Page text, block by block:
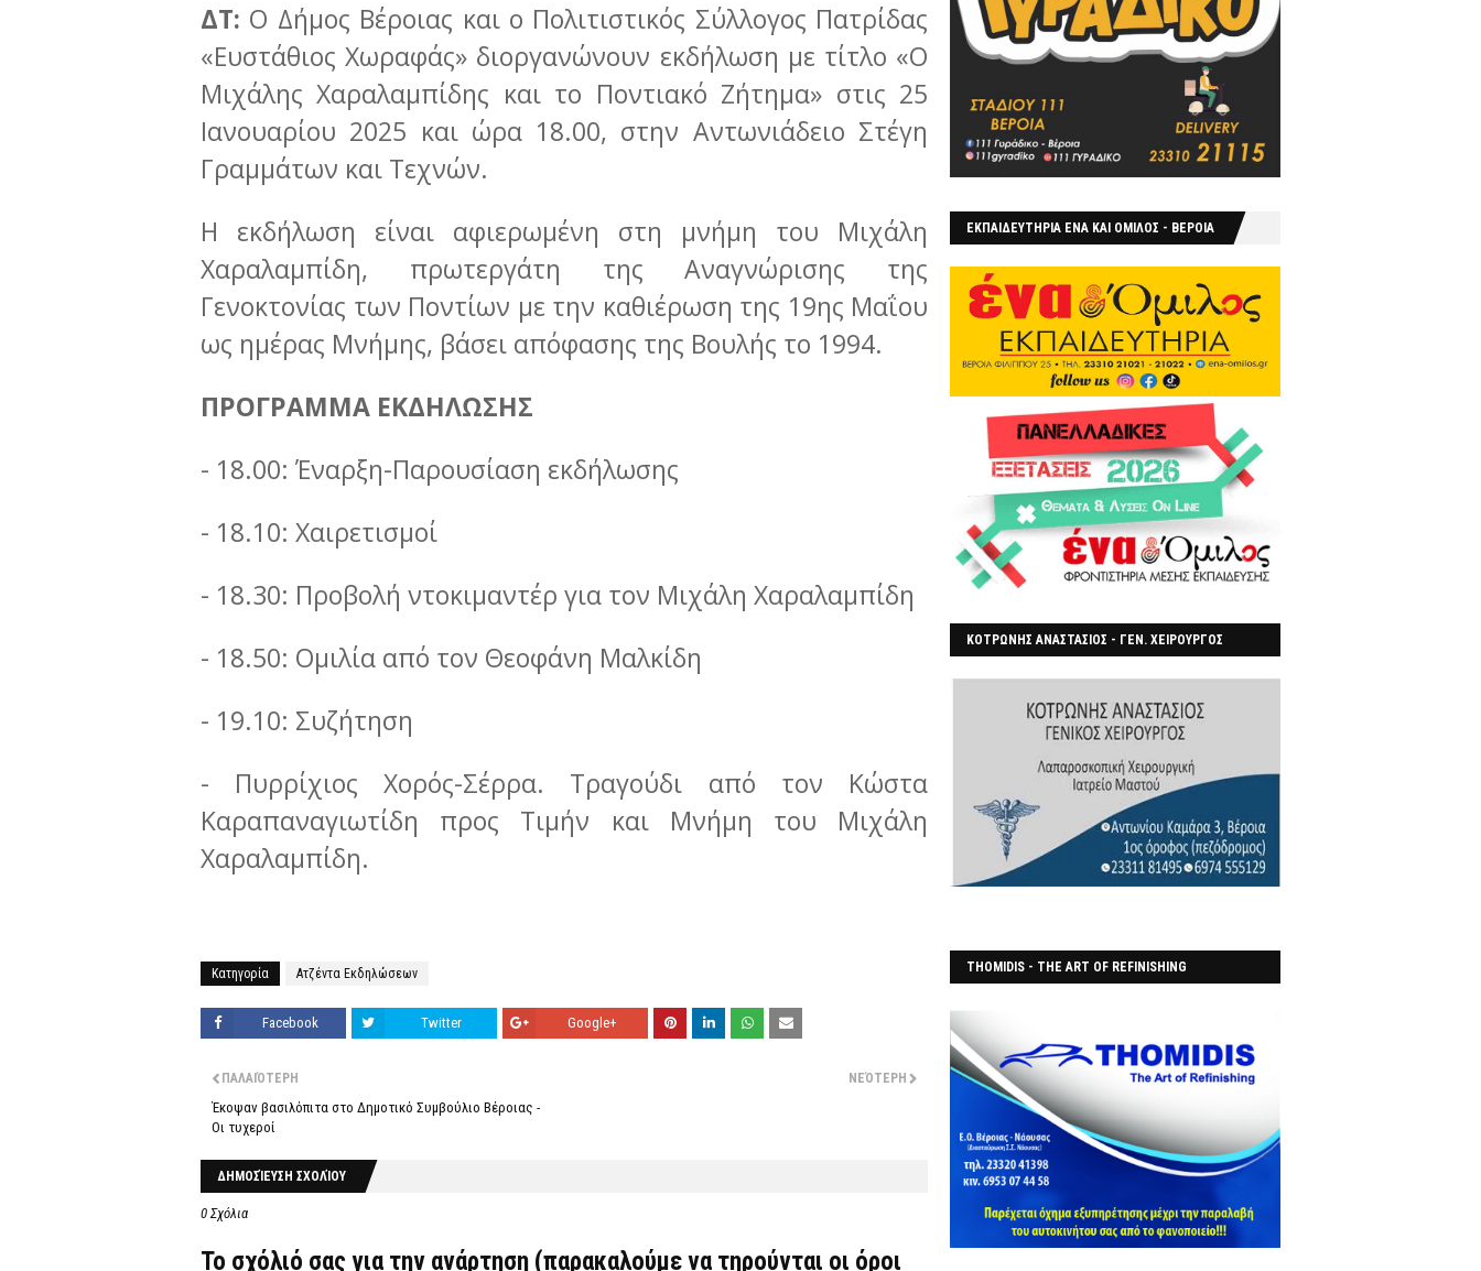
ΔΤ: Ο Δήμος Βέροιας και ο Πολιτιστικός Σύλλογος Πατρίδας
«Ευστάθιος Χωραφάς» διοργανώνουν εκδήλωση με τίτλο «Ο
Μιχάλης Χαραλαμπίδης και το Ποντιακό Ζήτημα» στις 25
Ιανουαρίου 2025 και ώρα 18.00, στην Αντωνιάδειο Στέγη
Γραμμάτων και Τεχνών.
Η εκδήλωση είναι αφιερωμένη στη μνήμη του Μιχάλη
Χαραλαμπίδη, πρωτεργάτη της Αναγνώρισης της
Γενοκτονίας των Ποντίων με την καθιέρωση της 19ης Μαΐου
ως ημέρας Μνήμης, βάσει απόφασης της Βουλής το 1994.
ΠΡΟΓΡΑΜΜΑ ΕΚΔΗΛΩΣΗΣ
- 18.00: Έναρξη-Παρουσίαση εκδήλωσης
- 18.10: Χαιρετισμοί
- 18.30: Προβολή ντοκιμαντέρ για τον Μιχάλη Χαραλαμπίδη
- 18.50: Ομιλία από τον Θεοφάνη Μαλκίδη
- 19.10: Συζήτηση
- Πυρρίχιος Χορός-Σέρρα. Τραγούδι από τον Κώστα
Καραπαναγιωτίδη προς Τιμήν και Μνήμη του Μιχάλη
Χαραλαμπίδη.
Κατηγορία Ατζέντα Εκδηλώσεων
Facebook Twitter Google+
ΝΕΌΤΕΡΗ
ΠΑΛΑΙΌΤΕΡΗ
Έκοψαν βασιλόπιτα στο Δημοτικό Συμβούλιο Βέροιας -
Οι τυχεροί
ΔΗΜΟΣΊΕΥΣΗ ΣΧΟΛΊΟΥ
0 Σχόλια
Το σχόλιό σας για την ανάρτηση (παρακαλούμε να τηρούνται οι όροι
ΕΚΠΑΙΔΕΥΤΗΡΙΑ ΕΝΑ ΚΑΙ ΟΜΙΛΟΣ - ΒΕΡΟΙΑ
ΚΟΤΡΩΝΗΣ ΑΝΑΣΤΑΣΙΟΣ - ΓΕΝ. ΧΕΙΡΟΥΡΓΟΣ
THOMIDIS - THE ART OF REFINISHING